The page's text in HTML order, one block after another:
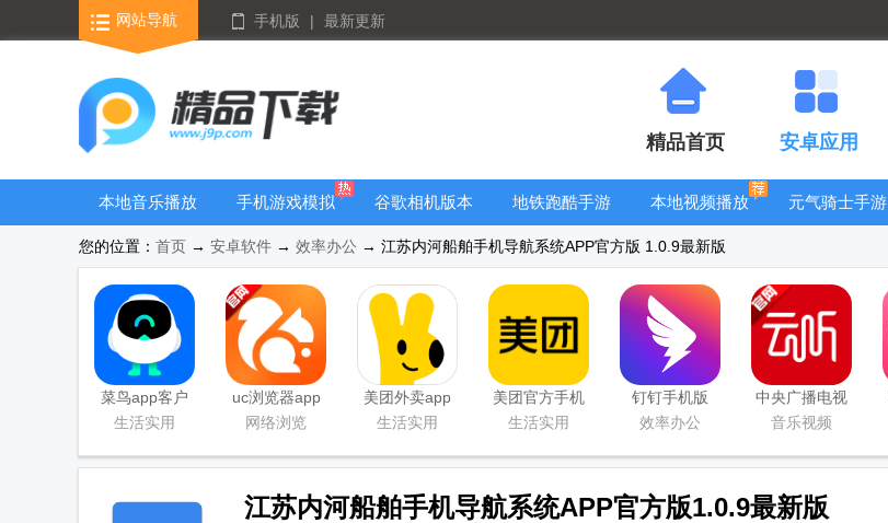
网站导航 手机版 | 最新更新
精品首页 安卓应用
本地音乐播放
手机游戏模拟
器安卓版合集
谷歌相机版本
大全
地铁跑酷手游
大全
本地视频播放
器
元气骑士手游
您的位置： 首页 → 安卓软件 → 效率办公 → 江苏内河船舶手机导航系统APP官方版 1.0.9最新版
菜鸟app客户
端
生活实用
uc浏览器app
官方正版
网络浏览
美团外卖app
官方版
生活实用
美团官方手机
客户端
生活实用
钉钉手机版
app
效率办公
中央广播电视
总台云听app
音乐视频
江苏内河船舶手机导航系统APP官方版1.0.9最新版